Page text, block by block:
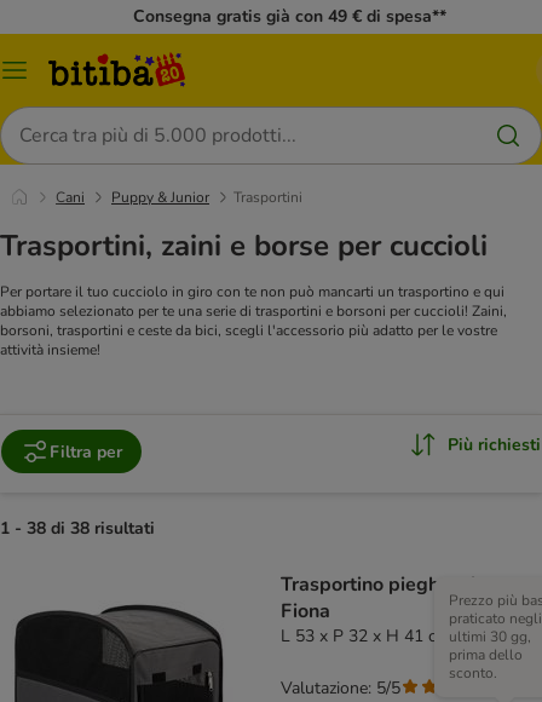
Consegna gratis già con 49 € di spesa**
Overview
Cerca
Cani Puppy & Junior Trasportini
Trasportini, zaini e borse per cuccioli
Per portare il tuo cucciolo in giro con te non può mancarti un trasportino e qui
abbiamo selezionato per te una serie di trasportini e borsoni per cuccioli! Zaini,
borsoni, trasportini e ceste da bici, scegli l'accessorio più adatto per le vostre
attività insieme!
Filtra per Più richiesti
1 - 38 di 38 risultati
Trasportino pieghevole
Fiona
L 53 x P 32 x H 41 cm
Prezzo più
praticato negli
ultimi 30 gg,
prima dello
sconto.
Valutazione: 5/5